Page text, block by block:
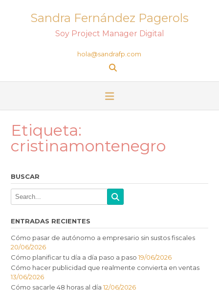
Sandra Fernández Pagerols
Soy Project Manager Digital
hola@sandrafp.com
Etiqueta:
cristinamontenegro
BUSCAR
ENTRADAS RECIENTES
Cómo pasar de autónomo a empresario sin sustos fiscales
20/06/2026
Cómo planificar tu día a día paso a paso 19/06/2026
Cómo hacer publicidad que realmente convierta en ventas
13/06/2026
Cómo sacarle 48 horas al día 12/06/2026